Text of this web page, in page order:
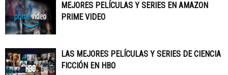
MEJORES PELÍCULAS Y SERIES EN AMAZON
PRIME VIDEO
LAS MEJORES PELÍCULAS Y SERIES DE CIENCIA
FICCIÓN EN HBO